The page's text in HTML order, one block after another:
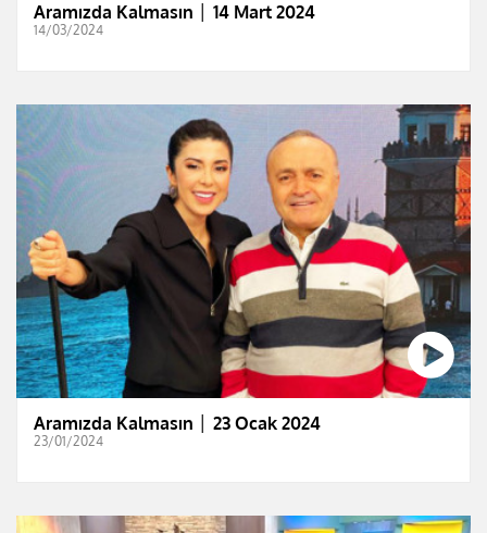
Aramızda Kalmasın │ 14 Mart 2024
14/03/2024
Aramızda Kalmasın │ 23 Ocak 2024
23/01/2024